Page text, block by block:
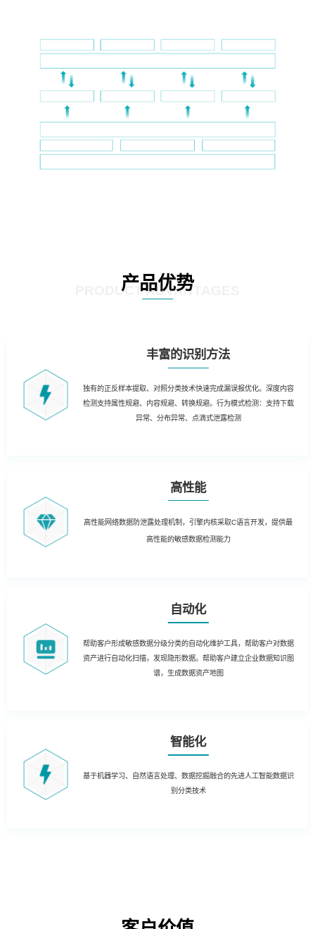
产品优势
PRODUCT ADVANTAGES
丰富的识别方法
独有的正反样本提取、对照分类技术快速完成漏误报优化。深度内容
检测支持属性规避、内容规避、转换规避。行为模式检测：支持下载
异常、分布异常、点滴式泄露检测
高性能
高性能网络数据防泄露处理机制，引擎内核采取C语言开发，提供最
高性能的敏感数据检测能力
自动化
帮助客户形成敏感数据分级分类的自动化维护工具，帮助客户对数据
资产进行自动化扫描，发现隐形数据。帮助客户建立企业数据知识图
谱，生成数据资产地图
智能化
基于机器学习、自然语言处理、数据挖掘融合的先进人工智能数据识
别分类技术